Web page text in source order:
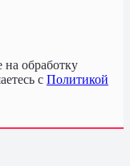
на обработку
с Политикой